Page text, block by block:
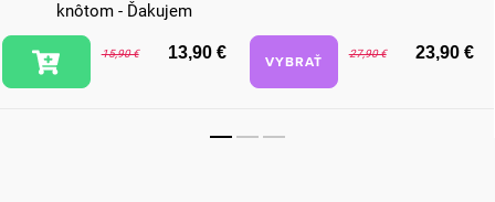
knôtom - Ďakujem
15,90 € 13,90 € 27,90 € 23,90 €
VYBRAŤ